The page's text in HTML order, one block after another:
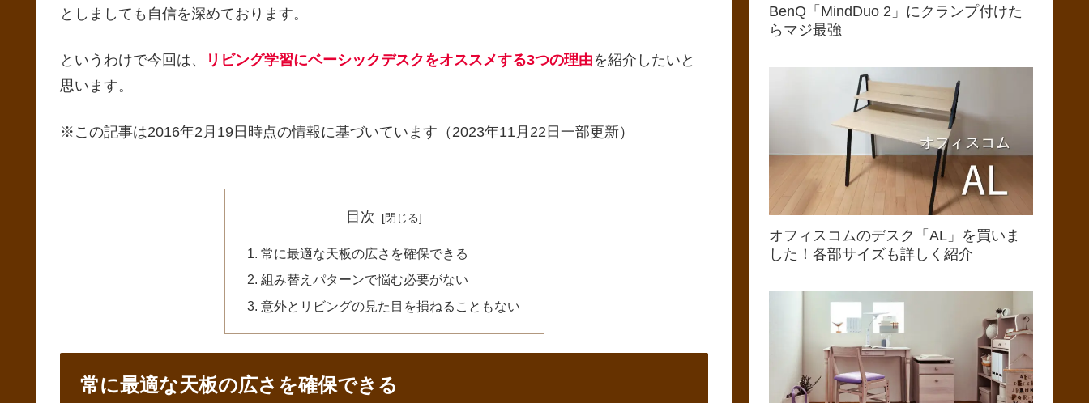
としましても自信を深めております。
というわけで今回は、 リビング学習にベーシックデスクをオススメする3つの理由を紹介したいと
思います。
※この記事は2016年2月19日時点の情報に基づいています（2023年11月22日一部更新）
目次
常に最適な天板の広さを確保できる
組み替えパターンで悩む必要がない
意外とリビングの見た目を損ねることもない
常に最適な天板の広さを確保できる
BenQ「MindDuo 2」にクランプ付けた
らマジ最強
オフィスコムのデスク「AL」を買いま
した！各部サイズも詳しく紹介